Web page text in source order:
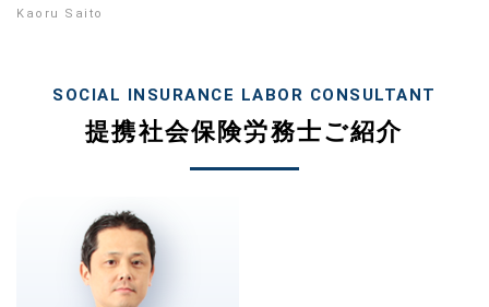
Kaoru Saito
SOCIAL INSURANCE LABOR CONSULTANT
提携社会保険労務士ご紹介